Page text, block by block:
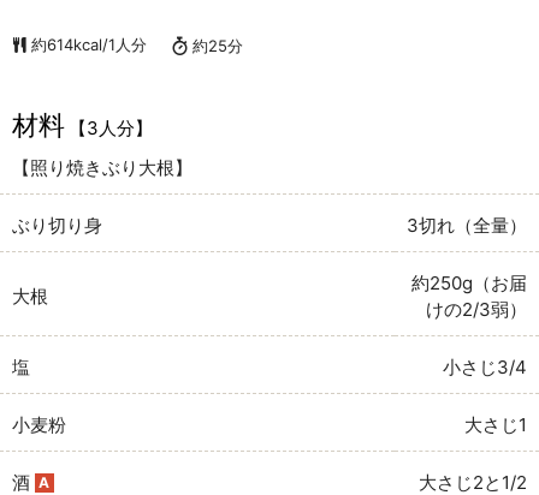
約614kcal/1人分 約25分
材料
【3人分】
【照り焼きぶり大根】
ぶり切り身 3切れ（全量）
大根
約250g（お届
けの2/3弱）
塩 小さじ3/4
小麦粉 大さじ1
酒 A 大さじ2と1/2